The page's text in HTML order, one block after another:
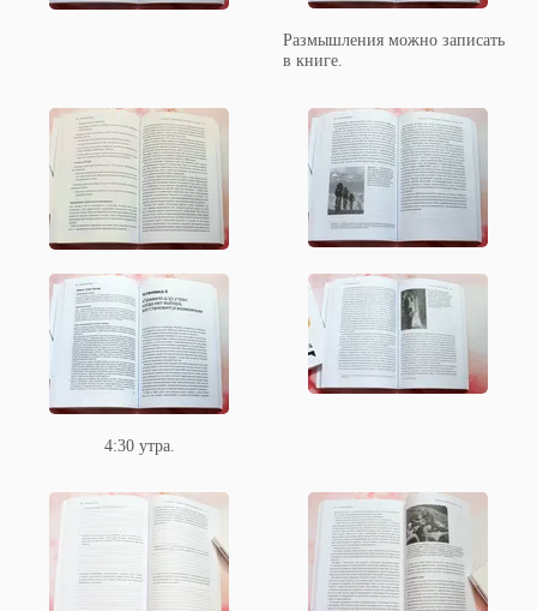
Размышления можно записать
в книге.
4:30 утра.